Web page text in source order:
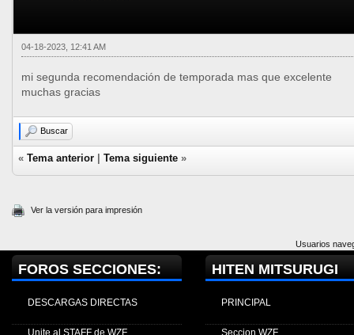
04-18-2023, 12:41 AM
mi segunda recomendación de temporada mas que excelente
muchas gracias
Buscar
« Tema anterior Tema siguiente »
Ver la versión para impresión
Usuarios
FOROS SECCIONES:
DESCARGAS DIRECTAS
Unite al STAFF de WZF
HITEN MITSURUGI
PRINCIPAL
Seccion WZF